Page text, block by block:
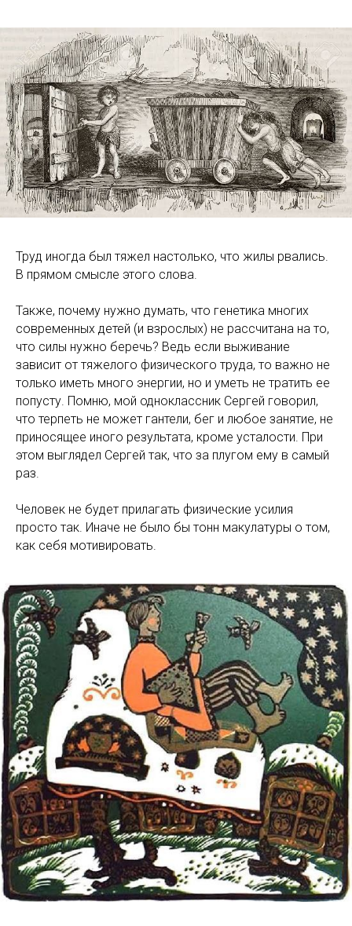
Труд иногда был тяжел настолько, что жилы рвались.
В прямом смысле этого слова.
Также, почему нужно думать, что генетика многих
современных детей (и взрослых) не рассчитана на то,
что силы нужно беречь? Ведь если выживание
зависит от тяжелого физического труда, то важно не
только иметь много энергии, но и уметь не тратить ее
попусту. Помню, мой одноклассник Сергей говорил,
что терпеть не может гантели, бег и любое занятие, не
приносящее иного результата, кроме усталости. При
этом выглядел Сергей так, что за плугом ему в самый
раз.
Человек не будет прилагать физические усилия
просто так. Иначе не было бы тонн макулатуры о том,
как себя мотивировать.